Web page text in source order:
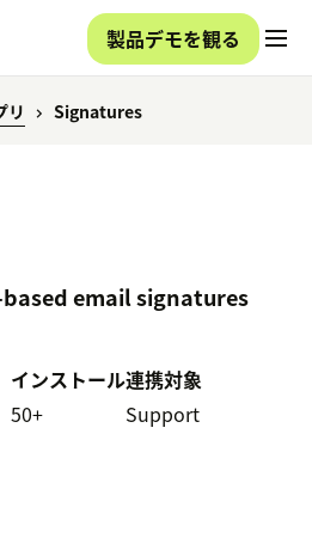
製品デモを観る
リ Signatures
email signatures
インストール
50+
連携対象
Support